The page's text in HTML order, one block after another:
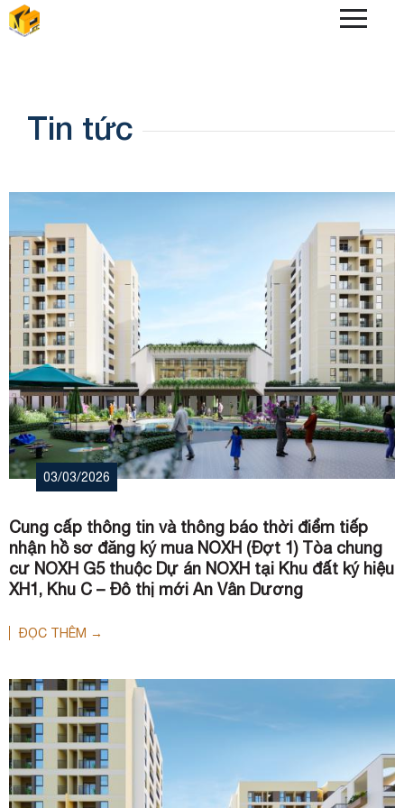
Skip
to
Tin tức
03/03/2026
Cung cấp thông tin và thông báo thời điểm tiếp
nhận hồ sơ đăng ký mua NOXH (Đợt 1) Tòa chung
cư NOXH G5 thuộc Dự án NOXH tại Khu đất ký hiệu
XH1, Khu C – Đô thị mới An Vân Dương
ĐỌC THÊM